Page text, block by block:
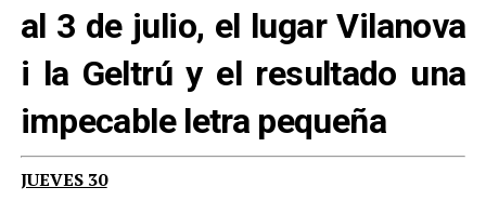
al 3 de julio, el lugar Vilanova
i la Geltrú y el resultado una
impecable letra pequeña
JUEVES 30